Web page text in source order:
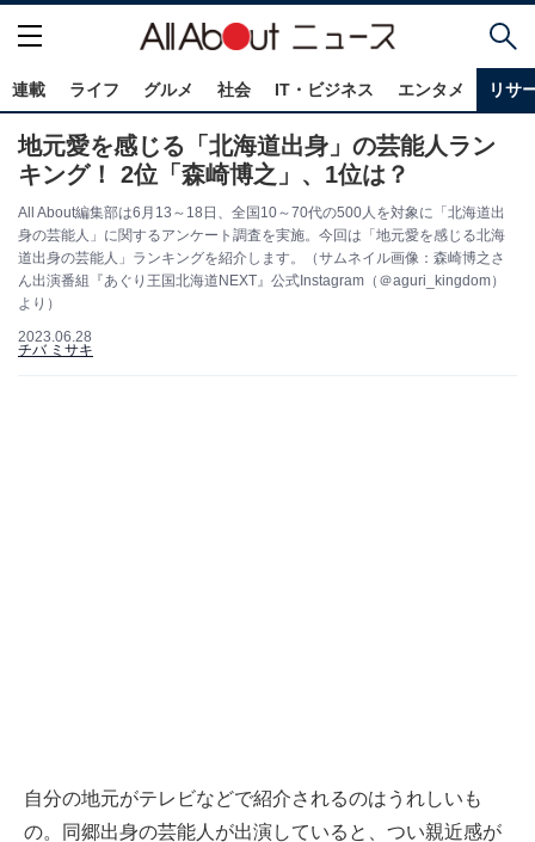
連載 ライフ グルメ 社会 IT・ビジネス エンタメ リサ
地元愛を感じる「北海道出身」の芸能人ラン
キング！ 2位「森崎博之」、1位は？
All About編集部は6月13～18日、全国10～70代の500人を対象に「北海道出
身の芸能人」に関するアンケート調査を実施。今回は「地元愛を感じる北海
道出身の芸能人」ランキングを紹介します。（サムネイル画像：森崎博之さ
ん出演番組『あぐり王国北海道NEXT』公式Instagram（＠aguri_kingdom）
より）
2023.06.28
チバ ミサキ
自分の地元がテレビなどで紹介されるのはうれしいも
の。同郷出身の芸能人が出演していると、つい親近感が